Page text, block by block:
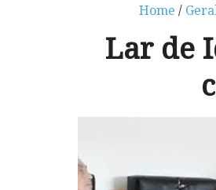
Home /
Lar de